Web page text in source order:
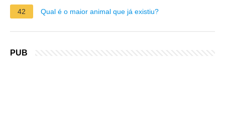
42
Qual é o maior animal que já existiu?
PUB